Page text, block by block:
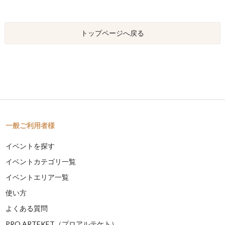
トップページへ戻る
一般ご利用者様
イベントを探す
イベントカテゴリ一覧
イベントエリア一覧
使い方
よくある質問